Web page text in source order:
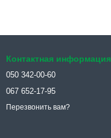
Контактная информация
050 342-00-60
067 652-17-95
Перезвонить вам?